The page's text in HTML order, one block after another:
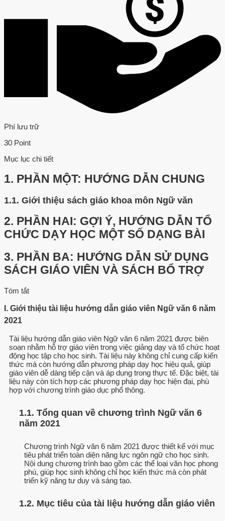
Phí lưu trữ
30 Point
Mục lục chi tiết
1. PHẦN MỘT: HƯỚNG DẪN CHUNG
1.1. Giới thiệu sách giáo khoa môn Ngữ văn
2. PHẦN HAI: GỢI Ý, HƯỚNG DẪN TỔ
CHỨC DẠY HỌC MỘT SỐ DẠNG BÀI
3. PHẦN BA: HƯỚNG DẪN SỬ DỤNG
SÁCH GIÁO VIÊN VÀ SÁCH BỔ TRỢ
Tóm tắt
I. Giới thiệu tài liệu hướng dẫn giáo viên Ngữ văn 6 năm
2021
Tài liệu hướng dẫn giáo viên Ngữ văn 6 năm 2021 được biên
soạn nhằm hỗ trợ giáo viên trong việc giảng dạy và tổ chức hoạt
động học tập cho học sinh. Tài liệu này không chỉ cung cấp kiến
thức mà còn hướng dẫn phương pháp dạy học hiệu quả, giúp
giáo viên dễ dàng tiếp cận và áp dụng trong thực tế. Đặc biệt, tài
liệu này còn tích hợp các phương pháp dạy học hiện đại, phù
hợp với chương trình giáo dục phổ thông.
1.1. Tổng quan về chương trình Ngữ văn 6
năm 2021
Chương trình Ngữ văn 6 năm 2021 được thiết kế với mục
tiêu phát triển toàn diện năng lực ngôn ngữ cho học sinh.
Nội dung chương trình bao gồm các thể loại văn học phong
phú, giúp học sinh không chỉ học kiến thức mà còn phát
triển kỹ năng tư duy và sáng tạo.
1.2. Mục tiêu của tài liệu hướng dẫn giáo viên